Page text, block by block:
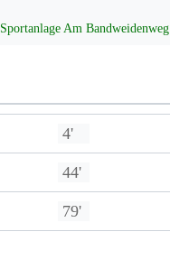
Sportanlage Am Bandweidenweg
4'
44'
79'